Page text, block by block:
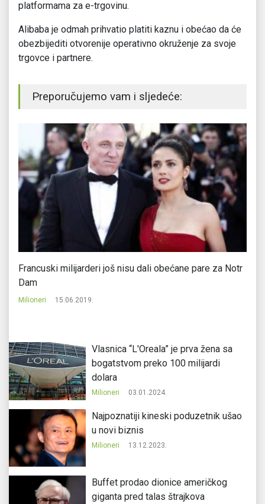
platformama za e-trgovinu.
Alibaba je odmah prihvatio platiti kaznu i obećao da će
obezbijediti otvorenije operativno okruženje za svoje
trgovce i partnere.
Preporučujemo vam i sljedeće:
Francuski milijarderi još nisu dali obećane pare za Notr
Dam
Milioneri 15.06.2019.
Vlasnica “L'Oreala” je prva žena sa
bogatstvom preko 100 milijardi
dolara
Milioneri 03.01.2024.
Najpoznatiji kineski poduzetnik ušao
u novi biznis
Milioneri 13.12.2023.
Buffet prodao dionice američkog
giganta pred talas štrajkova